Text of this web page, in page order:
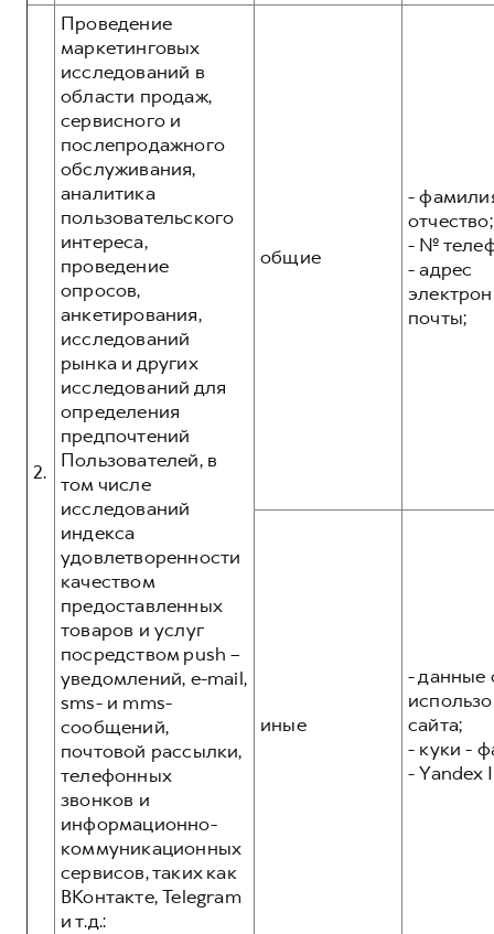
2.
Проведение
маркетинговых
исследований в
области продаж,
сервисного и
послепродажного
обслуживания,
аналитика
пользовательского
интереса,
проведение
опросов,
анкетирования,
исследований
рынка и других
исследований для
определения
предпочтений
Пользователей, в
том числе
исследований
индекса
удовлетворенности
качеством
предоставленных
товаров и услуг
посредством push –
уведомлений, e-mail,
sms- и mms-
сообщений,
почтовой рассылки,
телефонных
звонков и
информационно-
коммуникационных
сервисов, таких как
ВКонтакте, Telegram
и т.д.:
общие
-
отчество;
- №
- адрес
почты;
иные
- данные
сайта;
- куки -
- Yandex